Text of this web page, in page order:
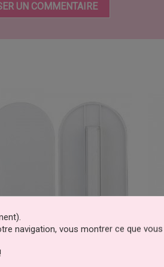
UN COMMENTAIRE
Pâte À Sucre À Bords Rond
navigation, vous montrer ce que vous